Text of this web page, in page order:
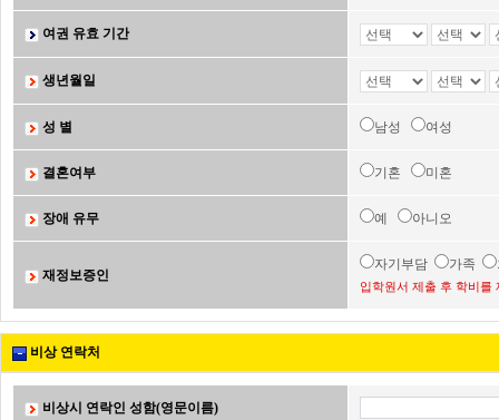
여권 유효 기간
생년월일
성 별 남성 여성
결혼여부 기혼 미혼
장애 유무 예 아니오
재정보증인
자기부담 가족
입학원서 제출 후 학비를
비상 연락처
비상시 연락인 성함(영문이름)